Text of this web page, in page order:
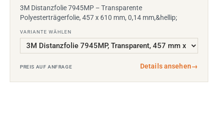
3M Distanzfolie 7945MP – Transparente
Polyesterträgerfolie, 457 x 610 mm, 0,14 mm,&hellip;
VARIANTE WÄHLEN
PREIS AUF ANFRAGE Details ansehen→